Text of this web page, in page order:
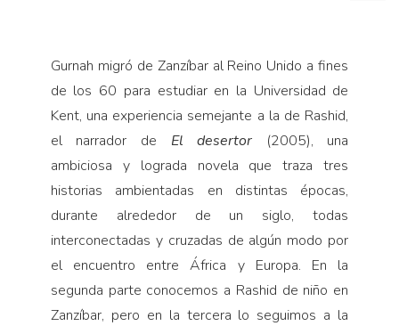
Gurnah migró de Zanzíbar al Reino Unido a fines
de los 60 para estudiar en la Universidad de
Kent, una experiencia semejante a la de Rashid,
el narrador de El desertor (2005), una
ambiciosa y lograda novela que traza tres
historias ambientadas en distintas épocas,
durante alrededor de un siglo, todas
interconectadas y cruzadas de algún modo por
el encuentro entre África y Europa. En la
segunda parte conocemos a Rashid de niño en
Zanzíbar, pero en la tercera lo seguimos a la